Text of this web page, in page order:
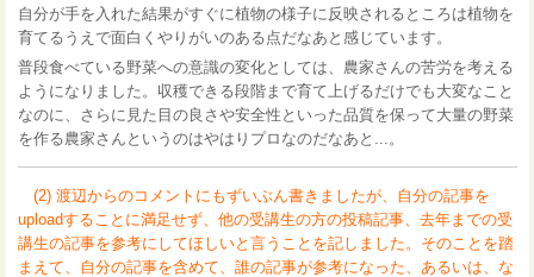
自分が手を入れた結果がすぐに植物の様子に反映されるところは植物を
育てるうえで面白くやりがいのある点だなあと感じています。
普段食べている野菜への意識の変化としては、農家さんの苦労を考える
ようになりました。収穫できる段階まで育て上げるだけでも大変なこと
なのに、さらに見た目の良さや安全性といった品質を保って大量の野菜
を作る農家さんというのはやはりプロなのだなあと...。
(2) 渡辺からのコメントにもずいぶん書きましたが、自分の記事を
uploadすることに満足せず、他の受講生の方の投稿記事、去年までの受
講生の記事を参考にしてほしいと言うことを記しました。そのことを踏
まえて、自分の記事を含めて、誰の記事が参考になった、あるいは、な